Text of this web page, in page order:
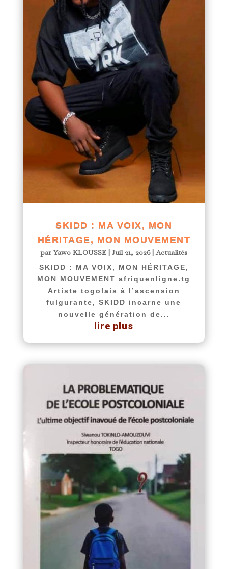
SKIDD : MA VOIX, MON
HÉRITAGE, MON MOUVEMENT
parYawo KLOUSSE |Juil 21, 2026|Actualités
SKIDD : MA VOIX, MON HÉRITAGE,
MON MOUVEMENT afriquenligne.tg
Artiste togolais à l’ascension
fulgurante, SKIDD incarne une
nouvelle génération de...
lire plus